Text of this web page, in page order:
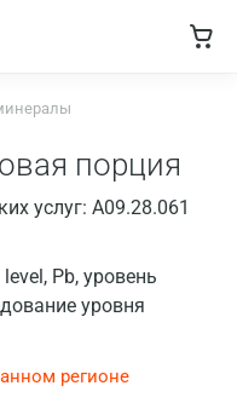
порция
услуг: A09.28.061
Pb, уровень
уровня
регионе